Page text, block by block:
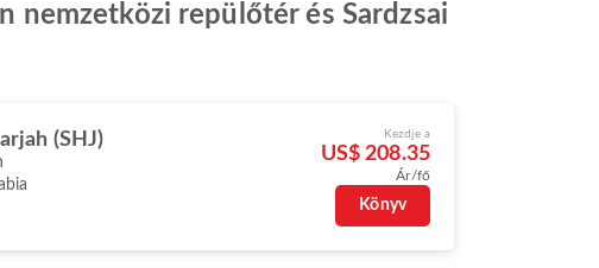
nemzetközi repülőtér és Sardzsai
(SHJ) Kezdje a
US$ 208.35
Ár/fő
Könyv